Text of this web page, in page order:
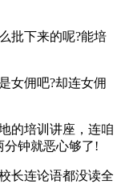
批下来的呢?能培
女佣吧?却连女佣
的培训讲座，连咱
分钟就恶心够了!
长连论语都没读全